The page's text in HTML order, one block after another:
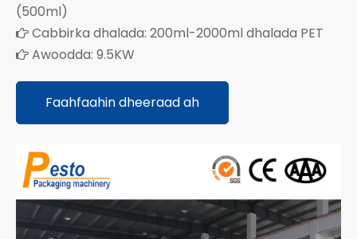
(500ml)
 Cabbirka dhalada: 200ml-2000ml dhalada PET
 Awoodda: 9.5KW
Faahfaahin dheeraad ah